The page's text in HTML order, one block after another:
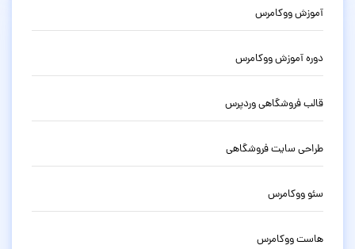
آموزش ووکامرس
دوره آموزش ووکامرس
قالب فروشگاهی وردپرس
طراحی سایت فروشگاهی
سئو ووکامرس
هاست ووکامرس